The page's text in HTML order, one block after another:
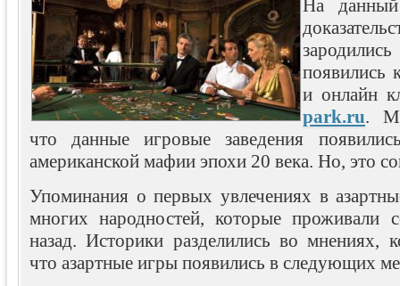
На
появились
и онлайн
park.ru.
что данные игровые заведения
американской мафии эпохи 20 века. Но, это
Упоминания о первых увлечениях в
многих народностей, которые проживали
назад. Историки разделились во мнениях,
что азартные игры появились в следующих